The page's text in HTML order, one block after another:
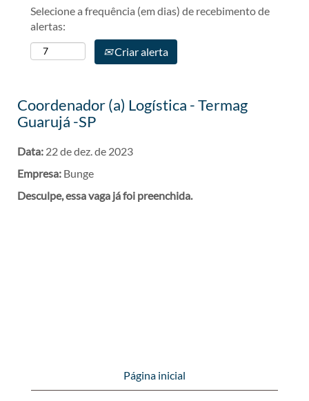
Selecione a frequência (em dias) de recebimento de
alertas:
Criar alerta
Coordenador (a) Logística - Termag
Guarujá -SP
Data: 22 de dez. de 2023
Empresa: Bunge
Desculpe, essa vaga já foi preenchida.
Página inicial